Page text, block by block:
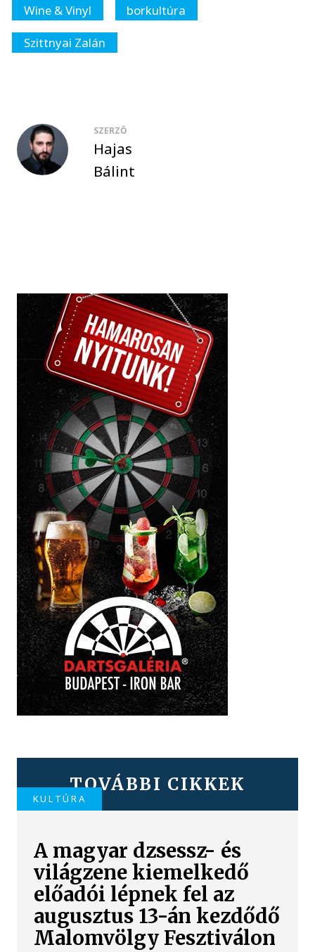
Wine & Vinyl
borkultúra
Szittnyai Zalán
SZERZŐ
Hajas
Bálint
TOVÁBBI CIKKEK
KULTÚRA
A magyar dzsessz- és
világzene kiemelkedő
előadói lépnek fel az
augusztus 13-án kezdődő
Malomvölgy Fesztiválon